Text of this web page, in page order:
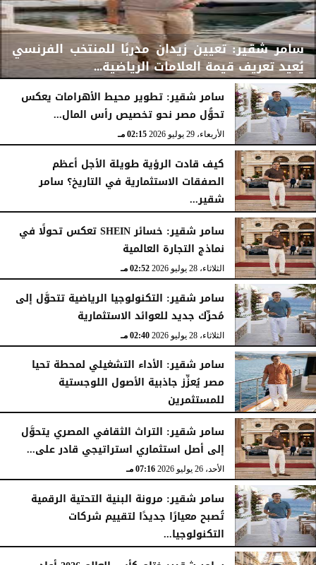
سامر شقير: تعيين زيدان مدربًا للمنتخب الفرنسي
يُعيد تعريف قيمة العلامات الرياضية...
الأربعاء، 29 يوليو 2026 02:25 مـ
سامر شقير: تطوير محيط الأهرامات يعكس
تحوُّل مصر نحو تخصيص رأس المال...
الأربعاء، 29 يوليو 2026 02:15 مـ
كيف قادت الرؤية طويلة الأجل أعظم
الصفقات الاستثمارية في التاريخ؟ سامر
شقير...
الثلاثاء، 28 يوليو 2026 03:49 مـ
سامر شقير: خسائر SHEIN تعكس تحولًا في
نماذج التجارة العالمية
الثلاثاء، 28 يوليو 2026 02:52 مـ
سامر شقير: التكنولوجيا الرياضية تتحوَّل إلى
مُحرِّك جديد للعوائد الاستثمارية
الثلاثاء، 28 يوليو 2026 02:40 مـ
سامر شقير: الأداء التشغيلي لمحطة تحيا
مصر يُعزِّز جاذبية الأصول اللوجستية
للمستثمرين
الأحد، 26 يوليو 2026 07:27 مـ
سامر شقير: التراث الثقافي المصري يتحوَّل
إلى أصل استثماري استراتيجي قادر على...
الأحد، 26 يوليو 2026 07:16 مـ
سامر شقير: مرونة البنية التحتية الرقمية
تُصبح معيارًا جديدًا لتقييم شركات
التكنولوجيا...
الأحد، 26 يوليو 2026 07:03 مـ